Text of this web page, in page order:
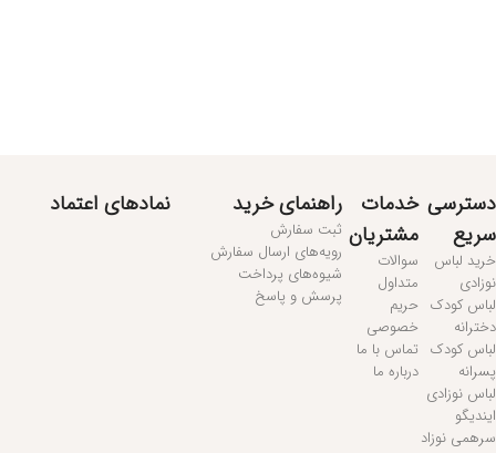
دسترسی
سریع
خرید لباس
نوزادی
لباس کودک
دخترانه
لباس کودک
پسرانه
لباس نوزادی
ایندیگو
سرهمی نوزاد
خدمات
مشتریان
سوالات
متداول
حریم
خصوصی
تماس با ما
درباره ما
راهنمای خرید
ثبت سفارش
رویه‌های ارسال سفارش
شیوه‌های پرداخت
پرسش و پاسخ
نمادهای اعتماد